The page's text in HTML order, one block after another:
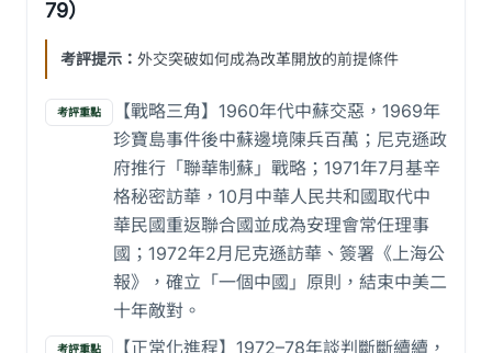
79）
考評提示： 外交突破如何成為改革開放的前提條件
考評重點
【戰略三角】1960年代中蘇交惡，1969年
珍寶島事件後中蘇邊境陳兵百萬；尼克遜政
府推行「聯華制蘇」戰略；1971年7月基辛
格秘密訪華，10月中華人民共和國取代中
華民國重返聯合國並成為安理會常任理事
國；1972年2月尼克遜訪華、簽署《上海公
報》，確立「一個中國」原則，結束中美二
十年敵對。
考評重點
【正常化進程】1972–78年談判斷斷續續，